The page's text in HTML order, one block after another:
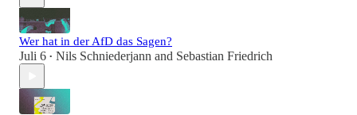
Wer hat in der AfD das Sagen?
Juli 6 • Nils Schniederjann and Sebastian Friedrich